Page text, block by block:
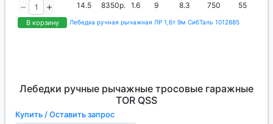
В корзину
14.5 8350р. 1.6 9 8.3 750 55
Лебедка ручная рычажная ЛР 1,6т 9м СибТаль 1012885
Лебедки ручные рычажные тросовые гаражные
TOR QSS
Купить / Оставить запрос